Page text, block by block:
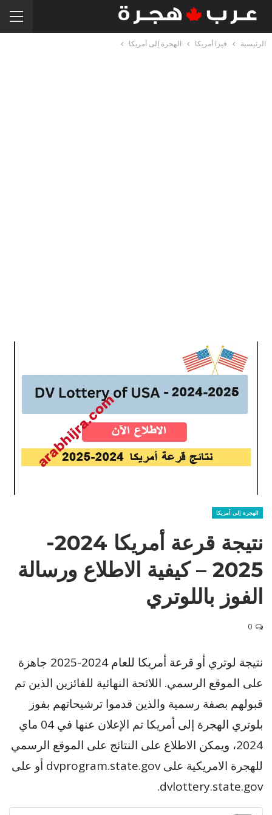
الرئيسية فيزا أمريكا الهجرة إلى أمريكا
الهجرة إلى أمريكا
نتيجة قرعة أمريكا 2024-
2025 – كيفية الاطلاع ورسالة
الفوز باللوتري
نتيجة لوتري أو قرعة أمريكا للعام 2024-2025 جاهزة
على الموقع الرسمي. اللائحة النهائية للفائزين الذين تم
قبولهم بصفة رسمية والذين قدموا ترشيحاتهم بفوز
بلوتري الهجرة إلى أمريكا تم الإعلان عنها في 04 ماي
2024، ويمكن الاطلاع على النتائج على الموقع الرسمي
للهجرة الامريكية على dvprogram.state.gov أو على
dvlottery.state.gov.